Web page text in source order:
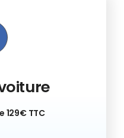
129€ TTC